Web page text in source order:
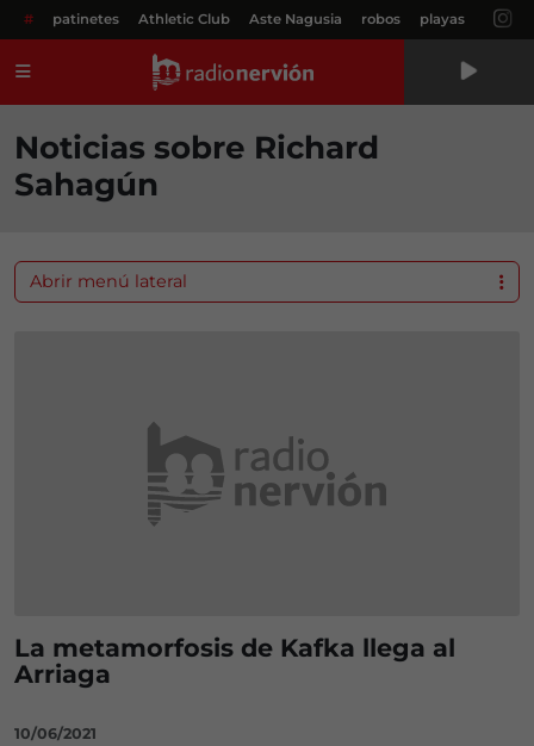
# patinetes Athletic Club Aste Nagusia robos playas
Noticias sobre Richard
Sahagún
La metamorfosis de Kafka llega al
Arriaga
10/06/2021
Abrir menú lateral